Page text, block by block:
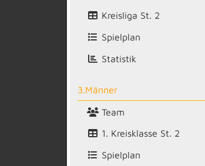
Kreisliga St. 2
Spielplan
Statistik
3.Männer
Team
1. Kreisklasse St. 2
Spielplan